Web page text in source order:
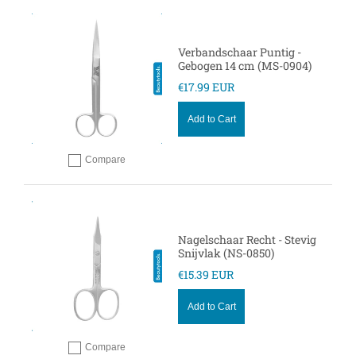
Add to compare
Compare
Verbandschaar Puntig -
Gebogen 14 cm (MS-0904)
€17.99 EUR
Add to Cart
Add to compare
Compare
Nagelschaar Recht - Stevig
Snijvlak (NS-0850)
€15.39 EUR
Add to Cart